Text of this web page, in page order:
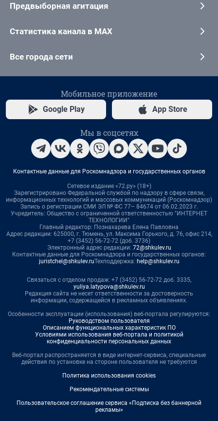
Предвыборная агитация
Статистика канала в MAX
Все города сети
Мобильное приложение
Google Play App Store
Мы в соцсетях
Контактные данные для Роскомнадзора и государственных органов
Сетевое издание «72.ру» (18+)
Зарегистрировано Федеральной службой по надзору в сфере связи,
информационных технологий и массовых коммуникаций (Роскомнадзор)
Запись о регистрации СМИ ЭЛ № ФС 77– 84674 от 06.02.2023 г.
Учредитель: Общество с ограниченной ответственностью "ИНТЕРНЕТ
ТЕХНОЛОГИИ"
Главный редактор: Познахарева Елена Павловна
Адрес редакции: 625000, г. Тюмень, ул. Максима Горького, д. 76, офис 214,
+7 (3452) 56-72-72 (доб. 3736)
Электронный адрес редакции: 72@shkulev.ru
Контактные данные для Роскомнадзора и государственных органов:
juristchel@shkulev.ruТехподдержка: help@shkulev.ru
Связаться с отделом продаж: +7 (3452) 56-72-72 доб. 3335,
yuliya.latypova@shkulev.ru
Редакция сайта не несет ответственности за достоверность
информации, содержащейся в рекламных объявлениях.
Особенности эксплуатации (использования) веб-портала регулируются:
Руководством пользователя
Описанием функциональных характеристик ПО
Условиями использования веб-портала и политикой
конфиденциальности персональных данных
Веб-портал распространяется в виде интернет-сервиса, специальные
действия по установке на стороне пользователя не требуются
Политика использования cookies
Рекомендательные системы
Пользовательское соглашение сервиса «Подписка без баннерной
рекламы»